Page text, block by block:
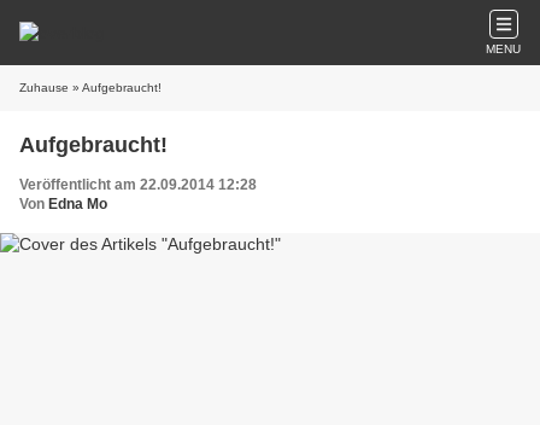
MENU
Zuhause » Aufgebraucht!
Aufgebraucht!
Veröffentlicht am 22.09.2014 12:28
Von Edna Mo